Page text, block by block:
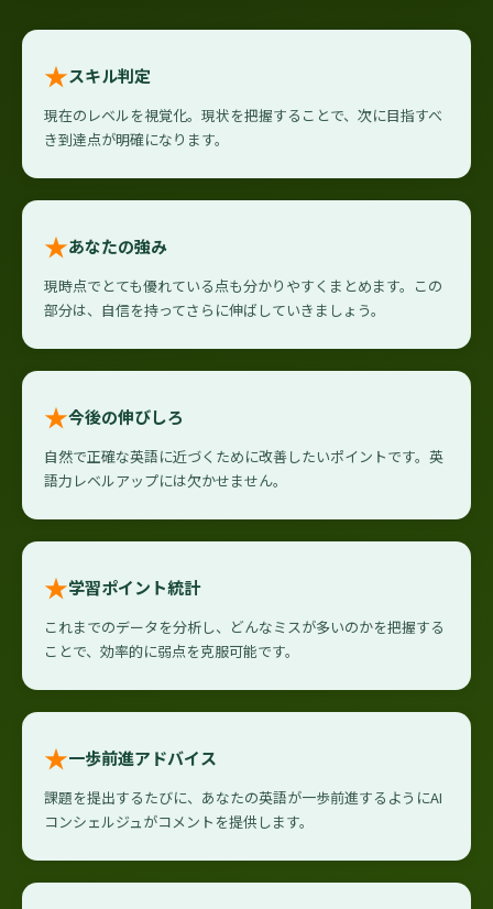
★スキル判定
現在のレベルを視覚化。現状を把握することで、次に目指すべ
き到達点が明確になります。
★あなたの強み
現時点でとても優れている点も分かりやすくまとめます。この
部分は、自信を持ってさらに伸ばしていきましょう。
★今後の伸びしろ
自然で正確な英語に近づくために改善したいポイントです。英
語力レベルアップには欠かせません。
★学習ポイント統計
これまでのデータを分析し、どんなミスが多いのかを把握する
ことで、効率的に弱点を克服可能です。
★一歩前進アドバイス
課題を提出するたびに、あなたの英語が一歩前進するようにAI
コンシェルジュがコメントを提供します。